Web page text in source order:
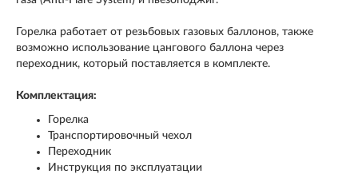
Горелка работает от резьбовых газовых баллонов, также
возможно использование цангового баллона через
переходник, который поставляется в комплекте.
Комплектация:
Горелка
Транспортировочный чехол
Переходник
Инструкция по эксплуатации